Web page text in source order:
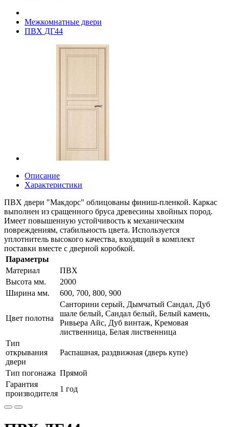
Межкомнатные двери
ПВХ ДГ44
Описание
Характеристики
ПВХ двери "Макдорс" облицованы финиш-пленкой. Каркас
выполнен из сращенного бруса древесины хвойных пород.
Имеет повышенную устойчивость к механическим
повреждениям, стабильность цвета. Используется
уплотнитель высокого качества, входящий в комплект
поставки вместе с дверной коробкой.
Параметры
Материал
ПВХ
Высота мм.
2000
Ширина мм.
600, 700, 800, 900
Цвет полотна
Санторини серый, Дымчатый Сандал, Дуб
шале белый, Сандал белый, Белый камень,
Ривьера Айс, Дуб винтаж, Кремовая
лиственница, Белая лиственница
Тип
открывания
двери
Распашная, раздвижная (дверь купе)
Тип погонажа Прямой
Гарантия
производителя
1 год